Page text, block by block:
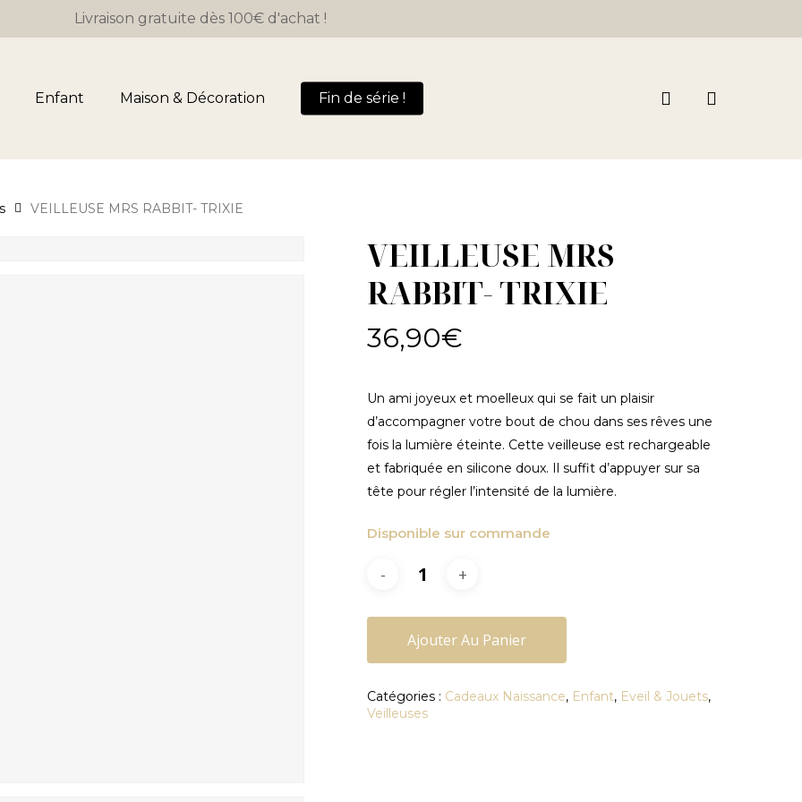
Livraison gratuite dès 100€ d'achat !
Enfant Maison & Décoration Fin de série ! search
PanierCart
VEILLEUSE MRS RABBIT- TRIXIE
VEILLEUSE MRS
RABBIT- TRIXIE
36,90€
Un ami joyeux et moelleux qui se fait un plaisir
d’accompagner votre bout de chou dans ses rêves une
fois la lumière éteinte. Cette veilleuse est rechargeable
et fabriquée en silicone doux. Il suffit d’appuyer sur sa
tête pour régler l’intensité de la lumière.
Disponible sur commande
Ajouter Au Panier
Catégories : Cadeaux Naissance, Enfant, Eveil & Jouets,
Veilleuses